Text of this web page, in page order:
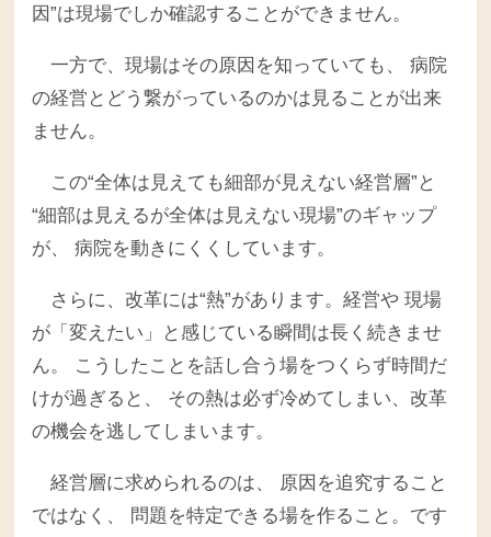
因”は現場でしか確認することができません。
一方で、現場はその原因を知っていても、 病院
の経営とどう繋がっているのかは見ることが出来
ません。
この“全体は見えても細部が見えない経営層”と
“細部は見えるが全体は見えない現場”のギャップ
が、 病院を動きにくくしています。
さらに、改革には“熱”があります。経営や 現場
が「変えたい」と感じている瞬間は長く続きませ
ん。 こうしたことを話し合う場をつくらず時間だ
けが過ぎると、 その熱は必ず冷めてしまい、改革
の機会を逃してしまいます。
経営層に求められるのは、 原因を追究すること
ではなく、 問題を特定できる場を作ること。です